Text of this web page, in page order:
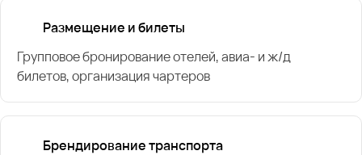
Размещение и билеты
Групповое бронирование отелей, авиа- и ж/д
билетов, организация чартеров
Брендирование транспорта